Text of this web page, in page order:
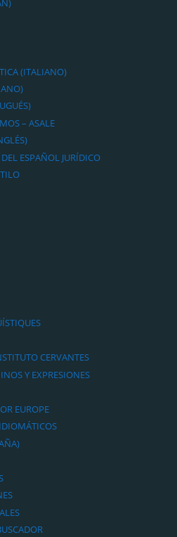
(ITALIANO)
– ASALE
ESPAÑOL JURÍDICO
CERVANTES
Y EXPRESIONES
EUROPE